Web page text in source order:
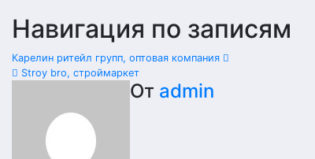
Навигация по записям
Карелин ритейл групп, оптовая компания
Stroy bro, строймаркет
От admin